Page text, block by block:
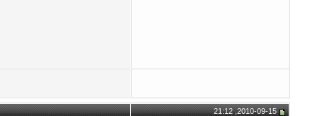
2010-09-15, 21:12